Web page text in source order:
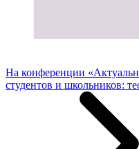
На конференции
студентов и школьников: